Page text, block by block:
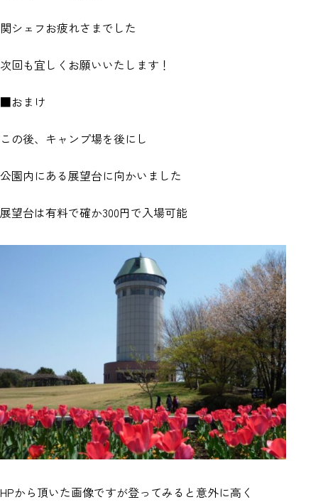
関シェフお疲れさまでした
次回も宜しくお願いいたします！
■おまけ
この後、キャンプ場を後にし
公園内にある展望台に向かいました
展望台は有料で確か300円で入場可能
HPから頂いた画像ですが登ってみると意外に高く